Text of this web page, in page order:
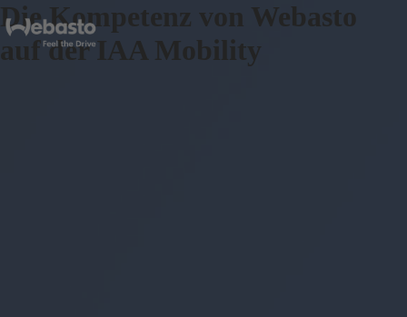
Die Kompetenz von Webasto
auf der IAA Mobility